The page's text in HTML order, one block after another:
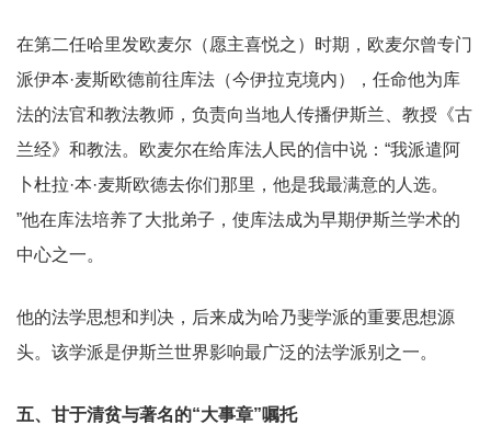
在第二任哈里发欧麦尔（愿主喜悦之）时期，欧麦尔曾专门
派伊本·麦斯欧德前往库法（今伊拉克境内），任命他为库
法的法官和教法教师，负责向当地人传播伊斯兰、教授《古
兰经》和教法。欧麦尔在给库法人民的信中说：“我派遣阿
卜杜拉·本·麦斯欧德去你们那里，他是我最满意的人选。
”他在库法培养了大批弟子，使库法成为早期伊斯兰学术的
中心之一。
他的法学思想和判决，后来成为哈乃斐学派的重要思想源
头。该学派是伊斯兰世界影响最广泛的法学派别之一。
五、甘于清贫与著名的“大事章”嘱托